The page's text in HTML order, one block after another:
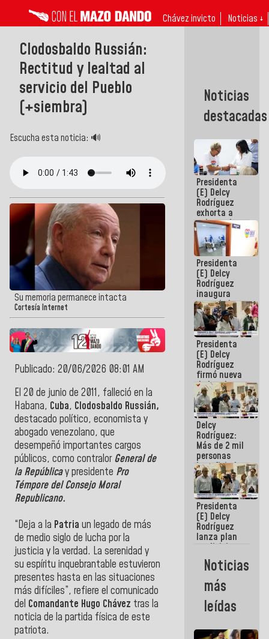
Chávez invicto Noticias ↓
Clodosbaldo Russián:
Rectitud y lealtad al
servicio del Pueblo
(+siembra)
Escucha esta noticia: 🔊
Su memoria permanece intacta
Cortesía Internet
Publicado: 20/06/2026 08:01 AM
El 20 de junio de 2011, falleció en la
Habana, Cuba, Clodosbaldo Russián,
destacado político, economista y
abogado venezolano, que
desempeñó importantes cargos
públicos, como contralorGeneral de
la Repúblicay presidente Pro
Témpore del Consejo Moral
Republicano.
“Deja a la Patria un legado de más
de medio siglo de lucha por la
justicia y la verdad. La serenidad y
su espíritu inquebrantable estuvieron
presentes hasta en las situaciones
más difíciles”, refiere el comunicado
del Comandante Hugo Chávez tras la
noticia de la partida física de este
patriota.
Noticias
destacadas
Presidenta
(E) Delcy
Rodríguez
exhorta a
gobernadores
y alcaldes a
edificar
casas para
abuelos
Presidenta
(E) Delcy
Rodríguez
inaugura
casa de los
Abuelos
Primavera
en Caracas
Presidenta
(E) Delcy
Rodríguez
firmó nueva
de Ley de
Arrendamiento
aprobada
por la AN
Delcy
Rodríguez:
Más de 2 mil
personas
beneficiadas
con planes
para
atención de
emergencia
sísmica en
la última
semana
Presidenta
(E) Delcy
Rodríguez
lanza plan
crediticio
con subsidio
a Juntas de
Condominio
Noticias
más
leídas